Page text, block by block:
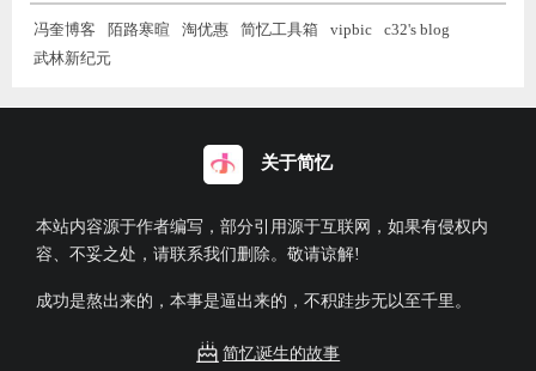
冯奎博客 陌路寒暄 淘优惠 简忆工具箱 vipbic
c32's blog
武林新纪元
关于简忆
本站内容源于作者编写，部分引用源于互联网，如果有侵权内
容、不妥之处，请联系我们删除。敬请谅解!
成功是熬出来的，本事是逼出来的，不积跬步无以至千里。
简忆诞生的故事